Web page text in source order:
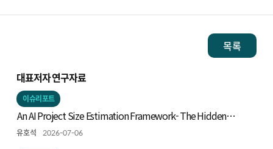
목록
대표저자 연구자료
이슈리포트
An AI Project Size Estimation Framework- The Hidden
Iceberg: Measuring Technical Scope -
유호석 2026-07-06